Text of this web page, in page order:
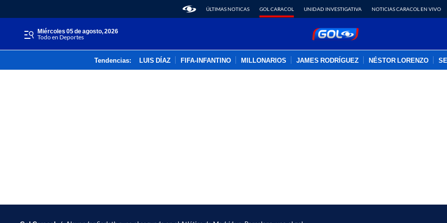
ÚLTIMAS NOTICAS GOL CARACOL UNIDAD INVESTIGATIVA NOTICIAS CARACOL EN VIVO
miércoles 05 de agosto, 2026
Todo en Deportes
Tendencias: LUIS DÍAZ FIFA-INFANTINO MILLONARIOS JAMES RODRÍGUEZ NÉSTOR LORENZO